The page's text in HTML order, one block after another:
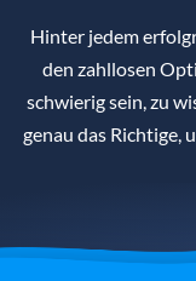
Hinter jedem
den zahllosen
schwierig sein, zu
genau das Richtige,